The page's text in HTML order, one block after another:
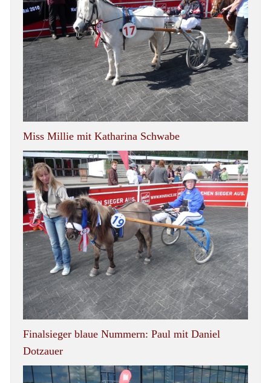
Miss Millie mit Katharina Schwabe
Finalsieger blaue Nummern: Paul mit Daniel
Dotzauer